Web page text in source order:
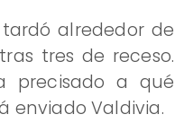
alrededor de
tres de receso.
precisado a qué
enviado Valdivia.